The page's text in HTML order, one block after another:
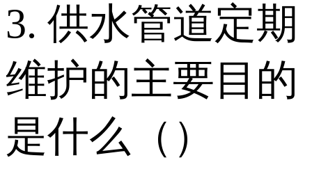
3. 供水管道定期
维护的主要目的
是什么（）